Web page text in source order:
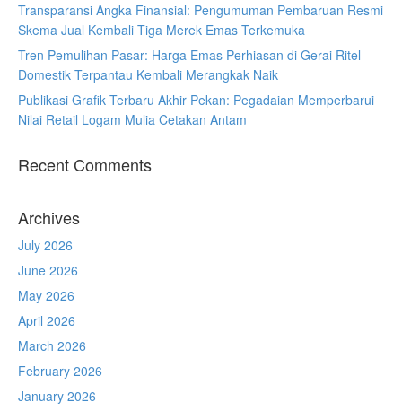
Transparansi Angka Finansial: Pengumuman Pembaruan Resmi
Skema Jual Kembali Tiga Merek Emas Terkemuka
Tren Pemulihan Pasar: Harga Emas Perhiasan di Gerai Ritel
Domestik Terpantau Kembali Merangkak Naik
Publikasi Grafik Terbaru Akhir Pekan: Pegadaian Memperbarui
Nilai Retail Logam Mulia Cetakan Antam
Recent Comments
Archives
July 2026
June 2026
May 2026
April 2026
March 2026
February 2026
January 2026